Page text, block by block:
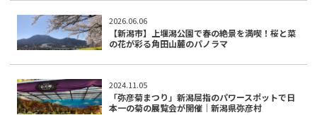
2026.06.06
【新潟市】上堰潟公園で春の絶景を満喫！桜と菜
の花が彩る角田山麓のパノラマ
2024.11.05
「弥彦菊まつり」新潟屈指のパワースポットで日
本一の菊の展覧会が開催｜新潟県弥彦村